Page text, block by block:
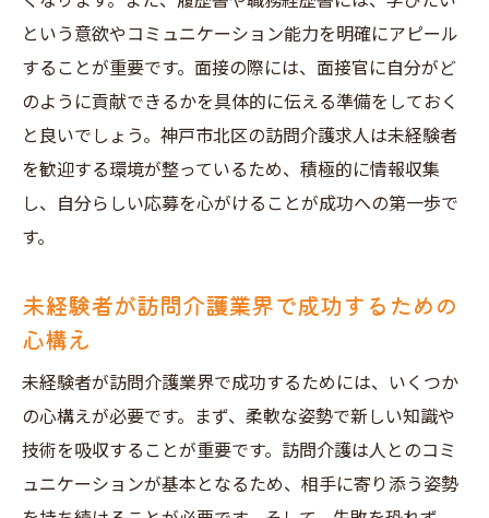
という意欲やコミュニケーション能力を明確にアピール
することが重要です。面接の際には、面接官に自分がど
のように貢献できるかを具体的に伝える準備をしておく
と良いでしょう。神戸市北区の訪問介護求人は未経験者
を歓迎する環境が整っているため、積極的に情報収集
し、自分らしい応募を心がけることが成功への第一歩で
す。
未経験者が訪問介護業界で成功するための
心構え
未経験者が訪問介護業界で成功するためには、いくつか
の心構えが必要です。まず、柔軟な姿勢で新しい知識や
技術を吸収することが重要です。訪問介護は人とのコミ
ュニケーションが基本となるため、相手に寄り添う姿勢